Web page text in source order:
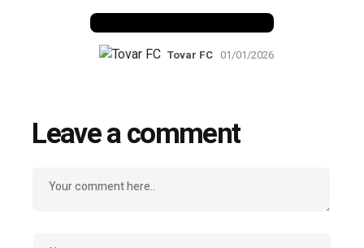
Tovar FC 01/01/2026
Leave a comment